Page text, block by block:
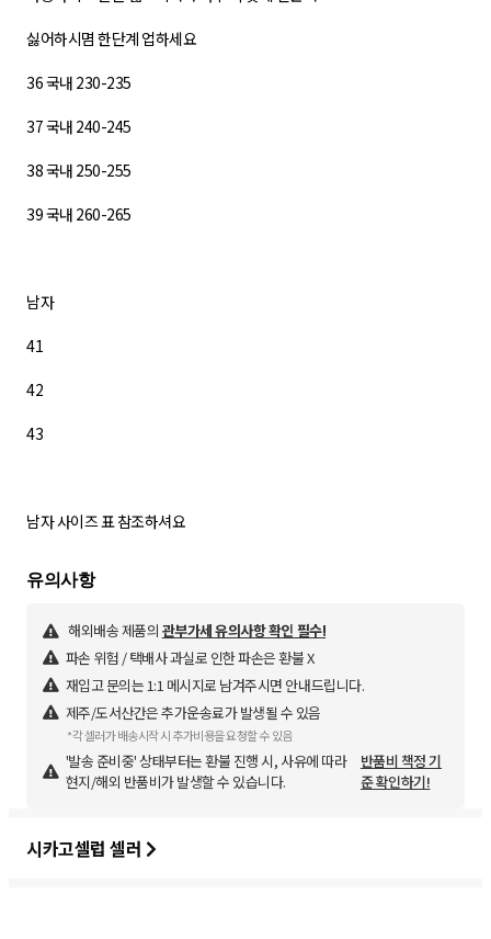
싫어하시몀 한단계 업하세요
36 국내 230-235
37 국내 240-245
38 국내 250-255
39 국내 260-265
남자
41
42
43
남자 사이즈 표 참조하셔요
유의사항
해외배송 제품의 관부가세 유의사항 확인 필수!
파손 위험 / 택배사 과실로 인한 파손은 환불 X
재입고 문의는 1:1 메시지로 남겨주시면 안내드립니다.
제주/도서산간은 추가운송료가 발생될 수 있음
*각 셀러가 배송시작 시 추가비용을 요청할 수 있음
'발송 준비중' 상태부터는 환불 진행 시, 사유에 따라
현지/해외 반품비가 발생할 수 있습니다.
반품비 책정 기
준 확인하기!
시카고셀럽 셀러